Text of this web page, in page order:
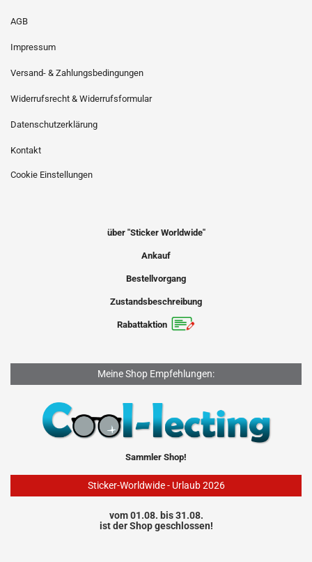
AGB
Impressum
Versand- & Zahlungsbedingungen
Widerrufsrecht & Widerrufsformular
Datenschutzerklärung
Kontakt
Cookie Einstellungen
über "Sticker Worldwide"
Ankauf
Bestellvorgang
Zustandsbeschreibung
Rabattaktion
Meine Shop Empfehlungen:
Sammler Shop!
Sticker-Worldwide - Urlaub 2026
vom 01.08. bis 31.08.
ist der Shop geschlossen!